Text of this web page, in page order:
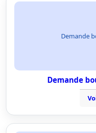
Demande
Demande